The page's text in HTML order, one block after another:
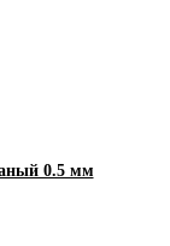
0.5 мм